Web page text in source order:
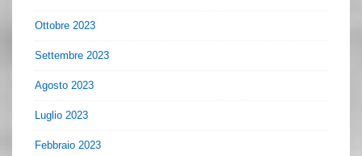
Ottobre 2023
Settembre 2023
Agosto 2023
Luglio 2023
Febbraio 2023